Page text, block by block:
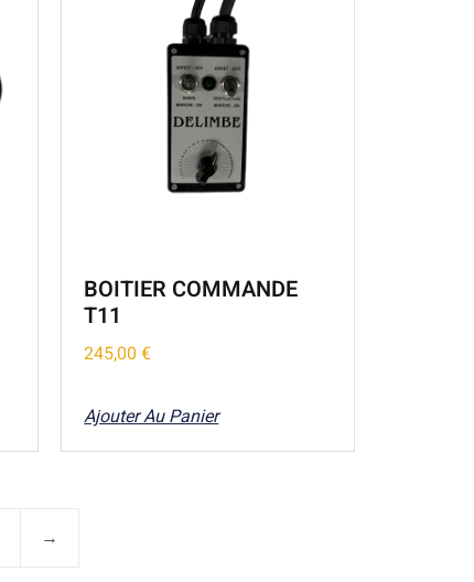
BOITIER COMMANDE
T11
245,00€
Ajouter Au Panier
→